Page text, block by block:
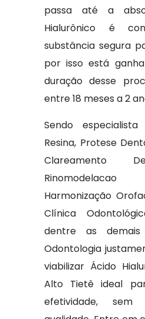
passa até a
Hialurônico é
substância segura
por isso está
duração desse
entre 18 meses a 2
Sendo
Resina, Protese
Clareamento
Harmonização
Clínica
dentre as
Odontologia
viabilizar Ácido
Alto Tietê ideal
efetividade,